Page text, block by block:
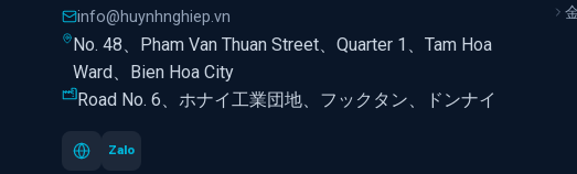
info@huynhnghiep.vn
No. 48、Pham Van Thuan Street、Quarter 1、Tam Hoa
Ward、Bien Hoa City
Road No. 6、ホナイ工業団地、フックタン、ドンナイ
Zalo